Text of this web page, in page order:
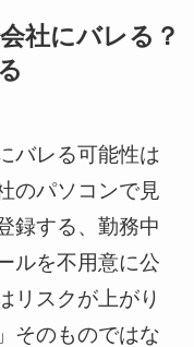
社にバレる？
バレる可能性は
のパソコンで見
録する、勤務中
ルを不用意に公
リスクが上がり
そのものではな